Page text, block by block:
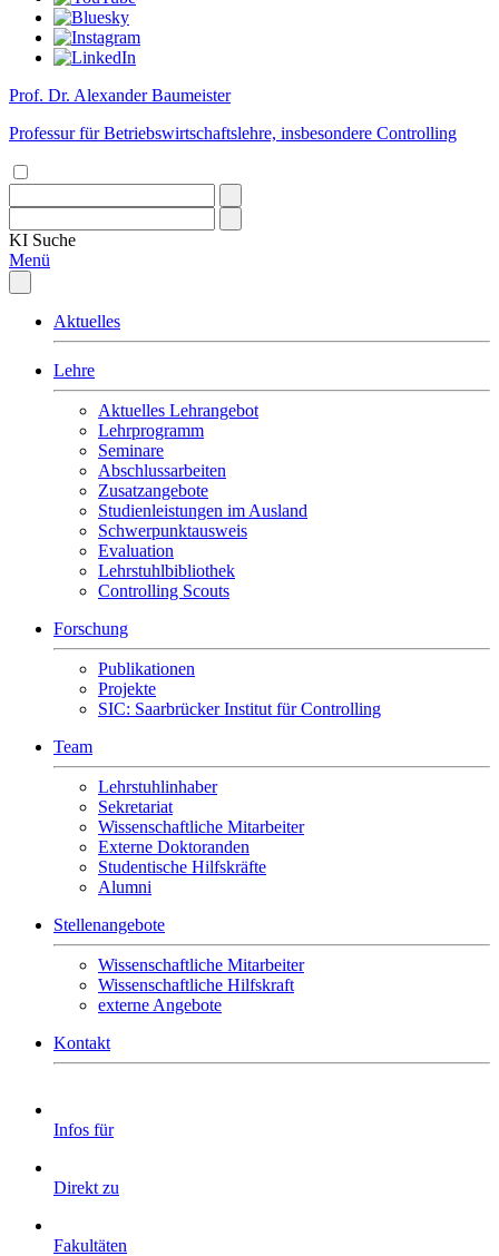
Prof. Dr. Alexander Baumeister
Professur für Betriebswirtschaftslehre, insbesondere Controlling
KI Suche
Menü
Aktuelles
Lehre
Aktuelles Lehrangebot
Lehrprogramm
Seminare
Abschlussarbeiten
Zusatzangebote
Studienleistungen im Ausland
Schwerpunktausweis
Evaluation
Lehrstuhlbibliothek
Controlling Scouts
Forschung
Publikationen
Projekte
SIC: Saarbrücker Institut für Controlling
Team
Lehrstuhlinhaber
Sekretariat
Wissenschaftliche Mitarbeiter
Externe Doktoranden
Studentische Hilfskräfte
Alumni
Stellenangebote
Wissenschaftliche Mitarbeiter
Wissenschaftliche Hilfskraft
externe Angebote
Kontakt
Infos für
Direkt zu
Fakultäten